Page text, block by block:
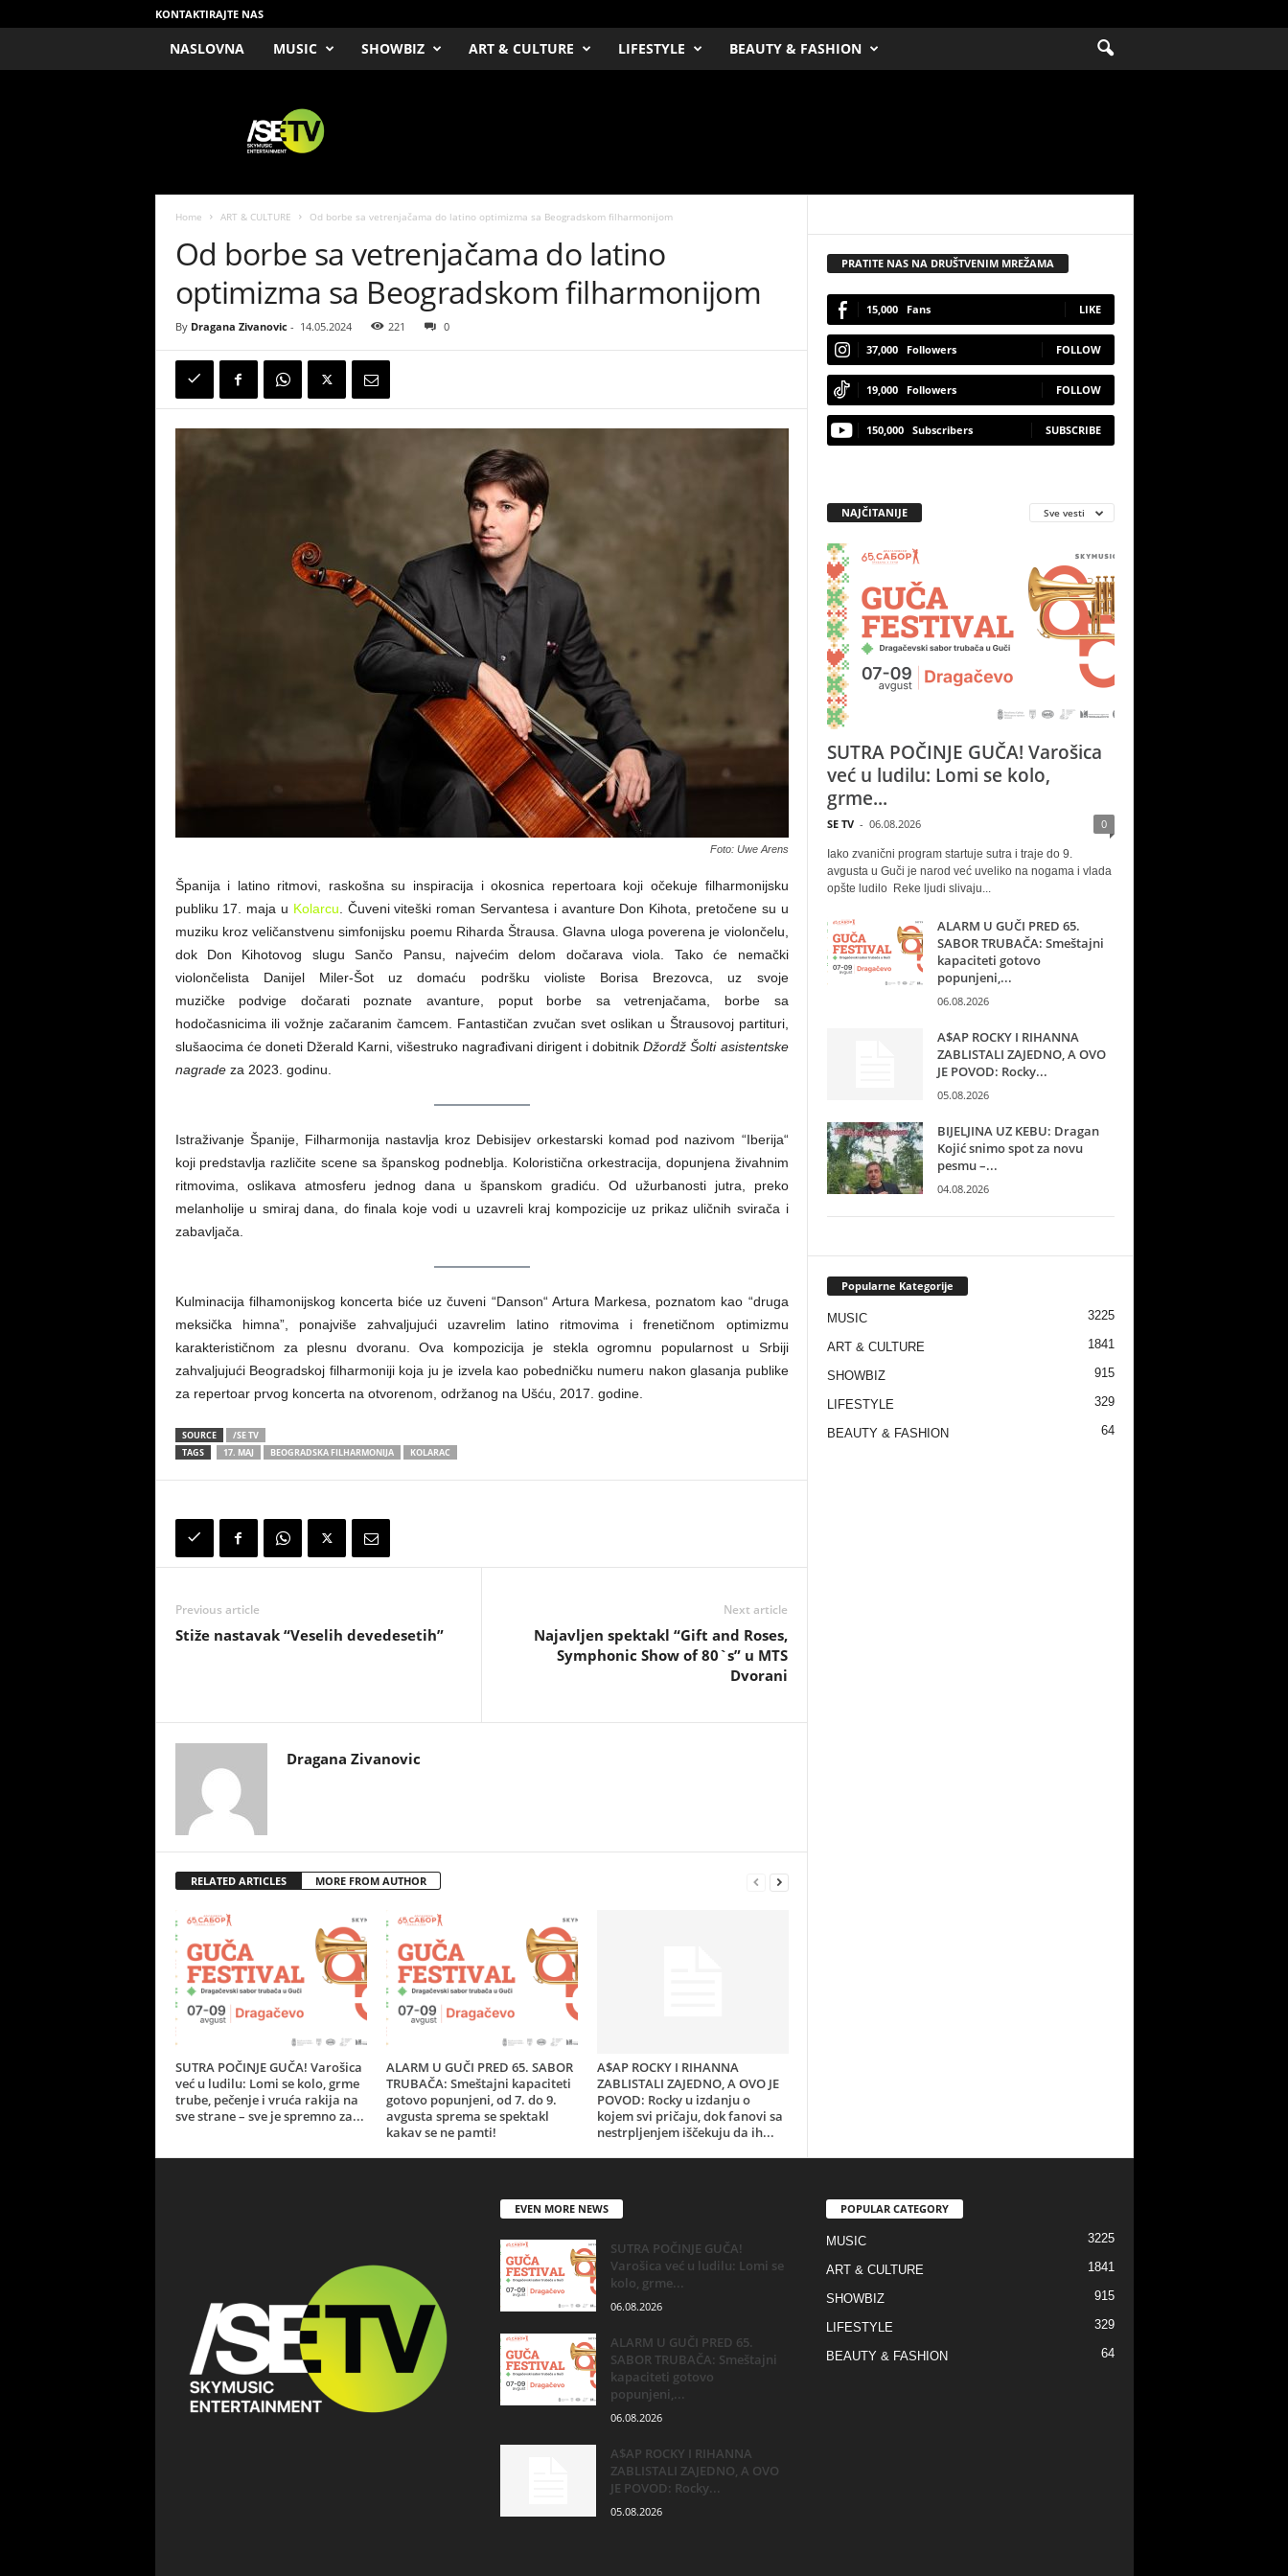
KONTAKTIRAJTE NAS
NASLOVNA MUSIC SHOWBIZ ART & CULTURE LIFESTYLE BEAUTY & FASHION
Home ART & CULTURE Od borbe sa vetrenjačama do latino optimizma sa Beogradskom filharmonijom
Od borbe sa vetrenjačama do latino
optimizma sa Beogradskom filharmonijom
By Dragana Zivanovic- 14.05.2024 221 0
Foto: Uwe Arens
Španija i latino ritmovi, raskošna su inspiracija i okosnica repertoara koji očekuje filharmonijsku
publiku 17. maja u Kolarcu . Čuveni viteški roman Servantesa i avanture Don Kihota, pretočene su u
muziku kroz veličanstvenu simfonijsku poemu Riharda Štrausa. Glavna uloga poverena je violončelu,
dok Don Kihotovog slugu Sančo Pansu, najvećim delom dočarava viola. Tako će nemački
violončelista Danijel Miler-Šot uz domaću podršku violiste Borisa Brezovca, uz svoje
muzičke podvige dočarati poznate avanture, poput borbe sa vetrenjačama, borbe sa
hodočasnicima ili vožnje začaranim čamcem. Fantastičan zvučan svet oslikan u Štrausovoj partituri,
slušaocima će doneti Džerald Karni, višestruko nagrađivani dirigent i dobitnikDžordž Šolti asistentske
nagrade za 2023. godinu.
Istraživanje Španije, Filharmonija nastavlja kroz Debisijev orkestarski komad pod nazivom “Iberija“
koji predstavlja različite scene sa španskog podneblja. Koloristična orkestracija, dopunjena živahnim
ritmovima, oslikava atmosferu jednog dana u španskom gradiću. Od užurbanosti jutra, preko
melanholije u smiraj dana, do finala koje vodi u uzavreli kraj kompozicije uz prikaz uličnih svirača i
zabavljača.
Kulminacija filhamonijskog koncerta biće uz čuveni “Danson“ Artura Markesa, poznatom kao “druga
meksička himna”, ponajviše zahvaljujući uzavrelim latino ritmovima i frenetičnom optimizmu
karakterističnom za plesnu dvoranu. Ova kompozicija je stekla ogromnu popularnost u Srbiji
zahvaljujući Beogradskoj filharmoniji koja ju je izvela kao pobedničku numeru nakon glasanja publike
za repertoar prvog koncerta na otvorenom, održanog na Ušću, 2017. godine.
SOURCE
/SE TV
TAGS
17. MAJ BEOGRADSKA FILHARMONIJA KOLARAC
Previous article
Stiže nastavak “Veselih devedesetih”
Next article
Najavljen spektakl “Gift and Roses,
Symphonic Show of 80`s” u MTS
Dvorani
Dragana Zivanovic
RELATED ARTICLES MORE FROM AUTHOR
SUTRA POČINJE GUČA! Varošica
već u ludilu: Lomi se kolo, grme
trube, pečenje i vruća rakija na
sve strane – sve je spremno za...
ALARM U GUČI PRED 65. SABOR
TRUBAČA: Smeštajni kapaciteti
gotovo popunjeni, od 7. do 9.
avgusta sprema se spektakl
kakav se ne pamti!
A$AP ROCKY I RIHANNA
ZABLISTALI ZAJEDNO, A OVO JE
POVOD: Rocky u izdanju o
kojem svi pričaju, dok fanovi sa
nestrpljenjem iščekuju da ih...
PRATITE NAS NA DRUŠTVENIM MREŽAMA
15,000 Fans LIKE
37,000 Followers FOLLOW
19,000 Followers FOLLOW
150,000 Subscribers SUBSCRIBE
NAJČITANIJE Sve vesti
SUTRA POČINJE GUČA! Varošica
već u ludilu: Lomi se kolo,
grme...
SE TV - 06.08.2026 0
Iako zvanični program startuje sutra i traje do 9.
avgusta u Guči je narod već uveliko na nogama i vlada
opšte ludilo Reke ljudi slivaju...
ALARM U GUČI PRED 65.
SABOR TRUBAČA: Smeštajni
kapaciteti gotovo
popunjeni,...
06.08.2026
A$AP ROCKY I RIHANNA
ZABLISTALI ZAJEDNO, A OVO
JE POVOD: Rocky...
05.08.2026
BIJELJINA UZ KEBU: Dragan
Kojić snimo spot za novu
pesmu –...
04.08.2026
Popularne Kategorije
MUSIC 3225
ART & CULTURE 1841
SHOWBIZ 915
LIFESTYLE 329
BEAUTY & FASHION 64
EVEN MORE NEWS
SUTRA POČINJE GUČA!
Varošica već u ludilu: Lomi se
kolo, grme...
06.08.2026
ALARM U GUČI PRED 65.
SABOR TRUBAČA: Smeštajni
kapaciteti gotovo
popunjeni,...
06.08.2026
A$AP ROCKY I RIHANNA
ZABLISTALI ZAJEDNO, A OVO
JE POVOD: Rocky...
05.08.2026
POPULAR CATEGORY
MUSIC 3225
ART & CULTURE 1841
SHOWBIZ 915
LIFESTYLE 329
BEAUTY & FASHION 64